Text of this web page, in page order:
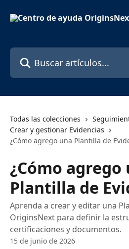
Buscar artículos...
Todas las colecciones
Crear y gestionar Evidencias
¿Cómo agrego una Plantilla de
¿Cómo agrego
Plantilla de
Aprenda a crear y editar una
OriginsNext para definir la
certificaciones y documentos.
15 de junio de 2026